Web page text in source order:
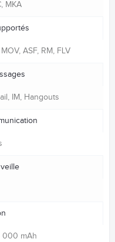
MKA
ASF, RM, FLV
IM, Hangouts
000 mAh